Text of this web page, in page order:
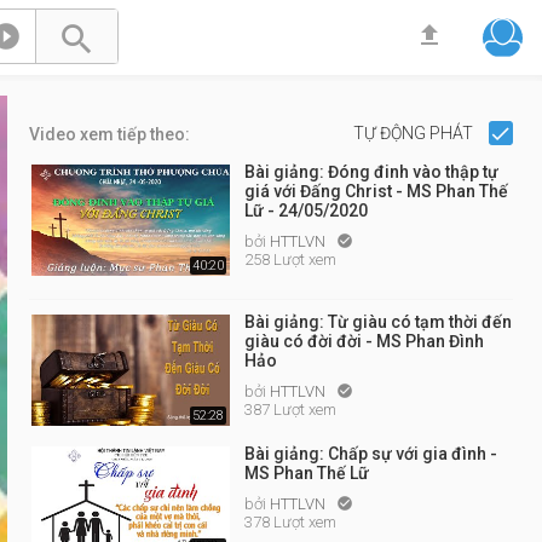
 
Video xem tiếp theo: TỰ ĐỘNG PHÁT
40:20
Bài giảng: Đóng đinh vào thập tự
giá với Đấng Christ - MS Phan Thế
Lữ - 24/05/2020
bởi HTTLVN 
258 Lượt xem
52:28
Bài giảng: Từ giàu có tạm thời đến
giàu có đời đời - MS Phan Đình
Hảo
bởi HTTLVN 
387 Lượt xem
Bài giảng: Chấp sự với gia đình -
MS Phan Thế Lữ
bởi HTTLVN 
378 Lượt xem